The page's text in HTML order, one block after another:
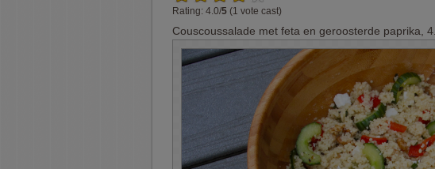
Rating: 4.0/5 (1 vote cast)
Couscoussalade met feta en geroosterde paprika